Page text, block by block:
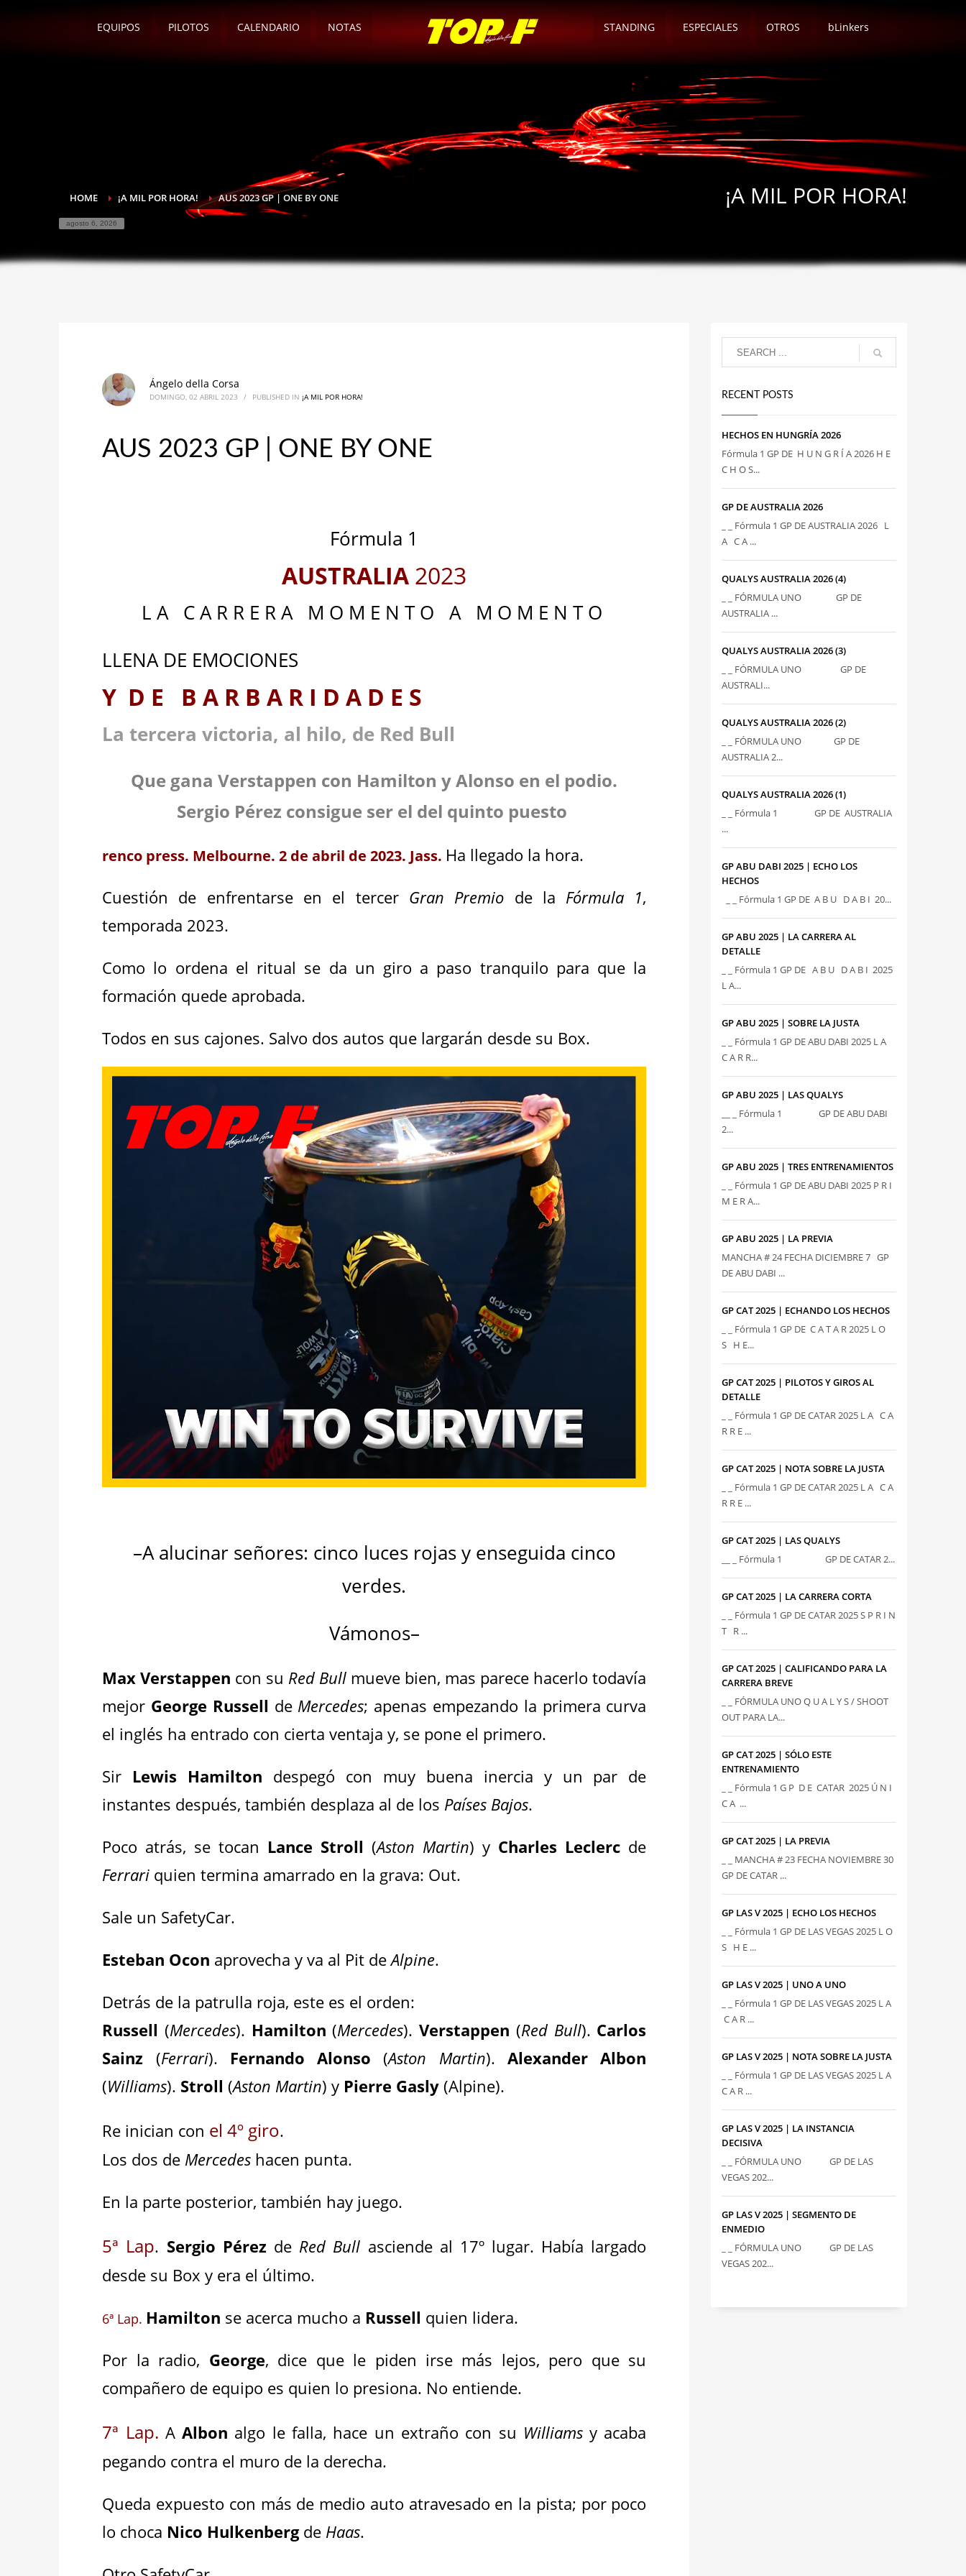
EQUIPOS PILOTOS CALENDARIO NOTAS STANDING ESPECIALES OTROS bLinkers
HOME ¡A MIL POR HORA! AUS 2023 GP | ONE BY ONE
agosto 6, 2026
¡A MIL POR HORA!
Ángelo della Corsa
DOMINGO, 02 ABRIL 2023 / PUBLISHED IN¡A MIL POR HORA!
AUS 2023 GP | ONE BY ONE
Fórmula 1
AUSTRALIA 2023
L A C A R R E R A M O M E N T O A M O M E N T O
LLENA DE EMOCIONES
Y D E B A R B A R I D A D E S
La tercera victoria, al hilo, de Red Bull
Que gana Verstappen con Hamilton y Alonso en el podio.
Sergio Pérez consigue ser el del quinto puesto
renco press. Melbourne. 2 de abril de 2023. Jass. Ha llegado la hora.
Cuestión de enfrentarse en el tercer Gran Premio de la Fórmula 1,
temporada 2023.
Como lo ordena el ritual se da un giro a paso tranquilo para que la
formación quede aprobada.
Todos en sus cajones. Salvo dos autos que largarán desde su Box.
–A alucinar señores: cinco luces rojas y enseguida cinco
verdes.
Vámonos–
Max Verstappen con su Red Bull mueve bien, mas parece hacerlo todavía
mejor George Russell de Mercedes; apenas empezando la primera curva
el inglés ha entrado con cierta ventaja y, se pone el primero.
Sir Lewis Hamilton despegó con muy buena inercia y un par de
instantes después, también desplaza al de los Países Bajos.
Poco atrás, se tocan Lance Stroll (Aston Martin) y Charles Leclerc de
Ferrari quien termina amarrado en la grava: Out.
Sale un SafetyCar.
Esteban Ocon aprovecha y va al Pit deAlpine.
Detrás de la patrulla roja, este es el orden:
Russell (Mercedes). Hamilton (Mercedes).Verstappen (Red Bull). Carlos
Sainz (Ferrari). Fernando Alonso (Aston Martin).Alexander Albon
(Williams). Stroll (Aston Martin) y Pierre Gasly (Alpine).
Re inician con el 4º giro.
Los dos de Mercedes hacen punta.
En la parte posterior, también hay juego.
5ª Lap. Sergio Pérez de Red Bull asciende al 17º lugar. Había largado
desde su Box y era el último.
6ª Lap. Hamilton se acerca mucho a Russell quien lidera.
Por la radio, George, dice que le piden irse más lejos, pero que su
compañero de equipo es quien lo presiona. No entiende.
7ª Lap. AAlbon algo le falla, hace un extraño con su Williamsy acaba
pegando contra el muro de la derecha.
Queda expuesto con más de medio auto atravesado en la pista; por poco
lo choca Nico Hulkenbergde Haas.
RECENT POSTS
HECHOS EN HUNGRÍA 2026
Fórmula 1 GP DE H U N G R Í A 2026 H E
C H O S...
GP DE AUSTRALIA 2026
_ _ Fórmula 1 GP DE AUSTRALIA 2026 L
A C A ...
QUALYS AUSTRALIA 2026 (4)
_ _ FÓRMULA UNO GP DE
AUSTRALIA ...
QUALYS AUSTRALIA 2026 (3)
_ _ FÓRMULA UNO GP DE
AUSTRALI...
QUALYS AUSTRALIA 2026 (2)
_ _ FÓRMULA UNO GP DE
AUSTRALIA 2...
QUALYS AUSTRALIA 2026 (1)
_ _ Fórmula 1 GP DE AUSTRALIA
...
GP ABU DABI 2025 | ECHO LOS
HECHOS
_ _ Fórmula 1 GP DE A B U D A B I 20...
GP ABU 2025 | LA CARRERA AL
DETALLE
_ _ Fórmula 1 GP DE A B U D A B I 2025
L A...
GP ABU 2025 | SOBRE LA JUSTA
_ _ Fórmula 1 GP DE ABU DABI 2025 L A
C A R R...
GP ABU 2025 | LAS QUALYS
__ _ Fórmula 1 GP DE ABU DABI
2...
GP ABU 2025 | TRES ENTRENAMIENTOS
_ _ Fórmula 1 GP DE ABU DABI 2025 P R I
M E R A...
GP ABU 2025 | LA PREVIA
MANCHA # 24 FECHA DICIEMBRE 7 GP
DE ABU DABI ...
GP CAT 2025 | ECHANDO LOS HECHOS
_ _ Fórmula 1 GP DE C A T A R 2025 L O
S H E...
GP CAT 2025 | PILOTOS Y GIROS AL
DETALLE
_ _ Fórmula 1 GP DE CATAR 2025 L A C A
R R E ...
GP CAT 2025 | NOTA SOBRE LA JUSTA
_ _ Fórmula 1 GP DE CATAR 2025 L A C A
R R E ...
GP CAT 2025 | LAS QUALYS
__ _ Fórmula 1 GP DE CATAR 2...
GP CAT 2025 | LA CARRERA CORTA
_ _ Fórmula 1 GP DE CATAR 2025 S P R I N
T R ...
GP CAT 2025 | CALIFICANDO PARA LA
CARRERA BREVE
_ _ FÓRMULA UNO Q U A L Y S / SHOOT
OUT PARA LA...
GP CAT 2025 | SÓLO ESTE
ENTRENAMIENTO
_ _ Fórmula 1 G P D E CATAR 2025 Ú N I
C A ...
GP CAT 2025 | LA PREVIA
_ _ MANCHA # 23 FECHA NOVIEMBRE 30
GP DE CATAR ...
GP LAS V 2025 | ECHO LOS HECHOS
_ _ Fórmula 1 GP DE LAS VEGAS 2025 L O
S H E ...
GP LAS V 2025 | UNO A UNO
_ _ Fórmula 1 GP DE LAS VEGAS 2025 L A
C A R ...
GP LAS V 2025 | NOTA SOBRE LA JUSTA
_ _ Fórmula 1 GP DE LAS VEGAS 2025 L A
C A R ...
GP LAS V 2025 | LA INSTANCIA
DECISIVA
_ _ FÓRMULA UNO GP DE LAS
VEGAS 202...
GP LAS V 2025 | SEGMENTO DE
ENMEDIO
_ _ FÓRMULA UNO GP DE LAS
VEGAS 202...